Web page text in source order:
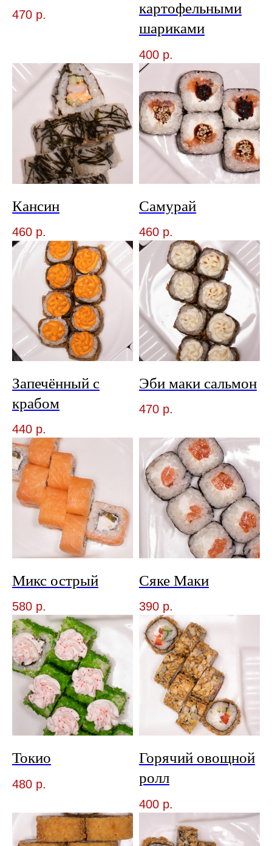
470 р.
картофельными
шариками
400 р.
Кансин
460 р.
Самурай
460 р.
Запечённый с
крабом
440 р.
Эби маки сальмон
470 р.
Микс острый
580 р.
Сяке Маки
390 р.
Токио
480 р.
Горячий овощной
ролл
400 р.